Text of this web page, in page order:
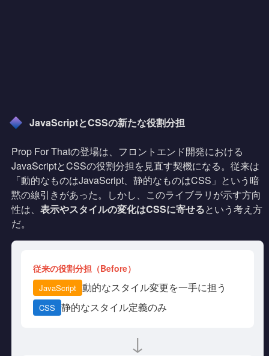
JavaScriptとCSSの新たな役割分担
Prop For Thatの登場は、フロントエンド開発における
JavaScriptとCSSの役割分担を見直す契機になる。従来は
「動的なものはJavaScript、静的なものはCSS」という暗
黙の線引きがあった。しかし、このライブラリが示す方向
性は、 表示やスタイルの変化はCSSに寄せるという考え方
だ。
従来の役割分担（Before）
JavaScript 動的なスタイル変更を一手に担う
CSS 静的なスタイル定義のみ
↓